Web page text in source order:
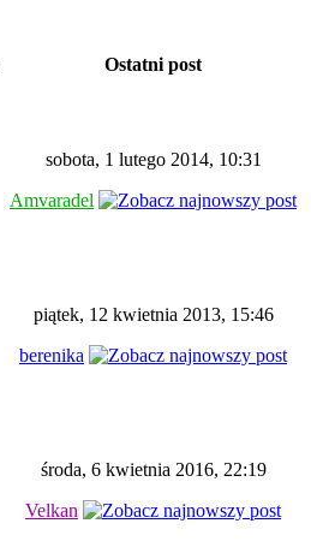
Ostatni post
sobota, 1 lutego 2014, 10:31
Amvaradel
piątek, 12 kwietnia 2013, 15:46
berenika
środa, 6 kwietnia 2016, 22:19
Velkan